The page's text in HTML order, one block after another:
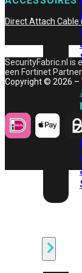
Direct Attach Cable
SecurityFabric.nl is
een Fortinet
Copyright © 2026 –